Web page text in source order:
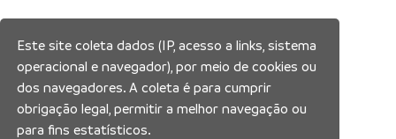
Este site coleta dados (IP, acesso a links, sistema
operacional e navegador), por meio de cookies ou
dos navegadores. A coleta é para cumprir
obrigação legal, permitir a melhor navegação ou
para fins estatísticos.